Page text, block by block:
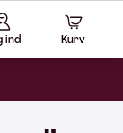
ind Kurv